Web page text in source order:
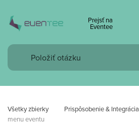
Prejsť na
Eventee
Všetky zbierky Prispôsobenie & Integrácia
menu eventu